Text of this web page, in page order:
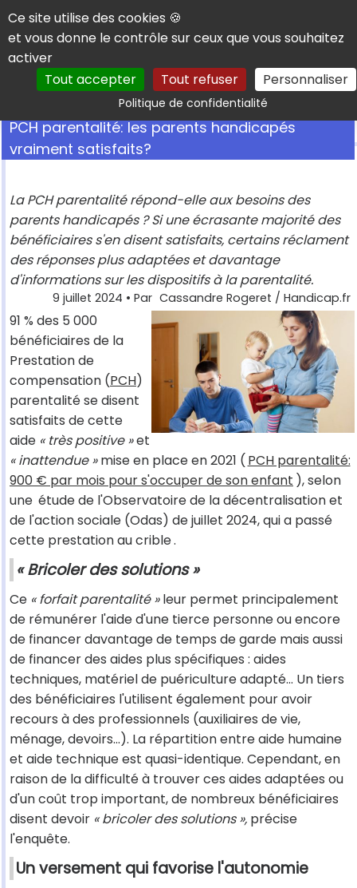
Panneau de gestion des cookies
Ce site utilise des cookies 🍪
et vous donne le contrôle sur ceux que vous souhaitez
activer
Tout accepter
Tout refuser Personnaliser
Politique de confidentialitéRechercher
PCH parentalité: les parents handicapés
vraiment satisfaits?
La PCH parentalité répond-elle aux besoins des
parents handicapés ? Si une écrasante majorité des
bénéficiaires s'en disent satisfaits, certains réclament
des réponses plus adaptées et davantage
d'informations sur les dispositifs à la parentalité.
9 juillet 2024 • Par Cassandre Rogeret / Handicap.fr
91 % des 5 000
bénéficiaires de la
Prestation de
compensation (PCH)
parentalité se disent
satisfaits de cette
aide « très positive »et
« inattendue »mise en place en 2021 ( PCH parentalité:
900 € par mois pour s'occuper de son enfant ), selon
une étude de l'Observatoire de la décentralisation et
de l'action sociale (Odas) de juillet 2024, qui a passé
cette prestation au crible.
« Bricoler des solutions »
Ce « forfait parentalité »leur permet principalement
de rémunérer l'aide d'une tierce personne ou encore
de financer davantage de temps de garde mais aussi
de financer des aides plus spécifiques : aides
techniques, matériel de puériculture adapté… Un tiers
des bénéficiaires l'utilisent également pour avoir
recours à des professionnels (auxiliaires de vie,
ménage, devoirs...). La répartition entre aide humaine
et aide technique est quasi-identique. Cependant, en
raison de la difficulté à trouver ces aides adaptées ou
d'un coût trop important, de nombreux bénéficiaires
disent devoir « bricoler des solutions », précise
l'enquête.
Un versement qui favorise l'autonomie